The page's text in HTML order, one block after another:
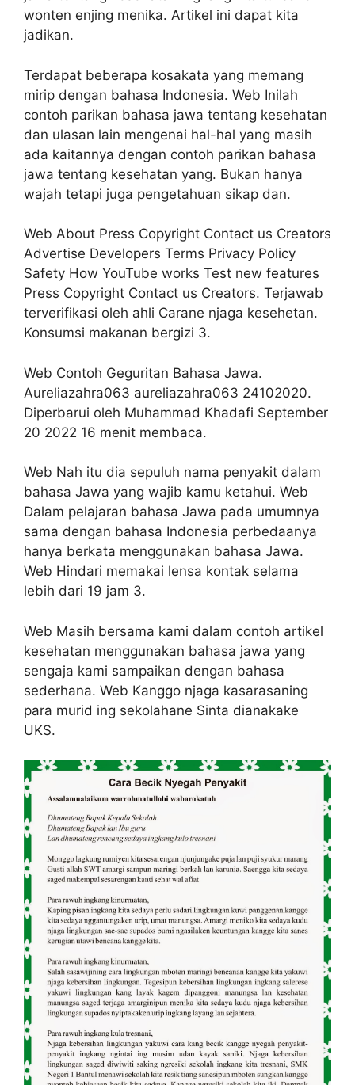
wonten enjing menika. Artikel ini dapat kita
jadikan.
Terdapat beberapa kosakata yang memang
mirip dengan bahasa Indonesia. Web Inilah
contoh parikan bahasa jawa tentang kesehatan
dan ulasan lain mengenai hal-hal yang masih
ada kaitannya dengan contoh parikan bahasa
jawa tentang kesehatan yang. Bukan hanya
wajah tetapi juga pengetahuan sikap dan.
Web About Press Copyright Contact us Creators
Advertise Developers Terms Privacy Policy
Safety How YouTube works Test new features
Press Copyright Contact us Creators. Terjawab
terverifikasi oleh ahli Carane njaga kesehetan.
Konsumsi makanan bergizi 3.
Web Contoh Geguritan Bahasa Jawa.
Aureliazahra063 aureliazahra063 24102020.
Diperbarui oleh Muhammad Khadafi September
20 2022 16 menit membaca.
Web Nah itu dia sepuluh nama penyakit dalam
bahasa Jawa yang wajib kamu ketahui. Web
Dalam pelajaran bahasa Jawa pada umumnya
sama dengan bahasa Indonesia perbedaanya
hanya berkata menggunakan bahasa Jawa.
Web Hindari memakai lensa kontak selama
lebih dari 19 jam 3.
Web Masih bersama kami dalam contoh artikel
kesehatan menggunakan bahasa jawa yang
sengaja kami sampaikan dengan bahasa
sederhana. Web Kanggo njaga kasarasaning
para murid ing sekolahane Sinta dianakake
UKS.